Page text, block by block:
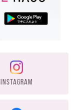
INSTAGRAM